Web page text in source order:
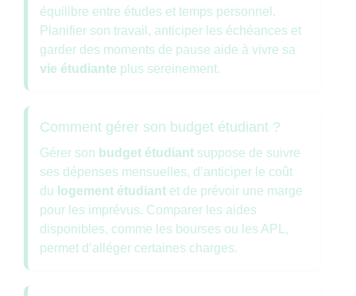
équilibre entre études et temps personnel.
Planifier son travail, anticiper les échéances et
garder des moments de pause aide à vivre sa
vie étudiante plus sereinement.
Comment gérer son budget étudiant ?
Gérer son budget étudiant suppose de suivre
ses dépenses mensuelles, d’anticiper le coût
du logement étudiant et de prévoir une marge
pour les imprévus. Comparer les aides
disponibles, comme les bourses ou les APL,
permet d’alléger certaines charges.